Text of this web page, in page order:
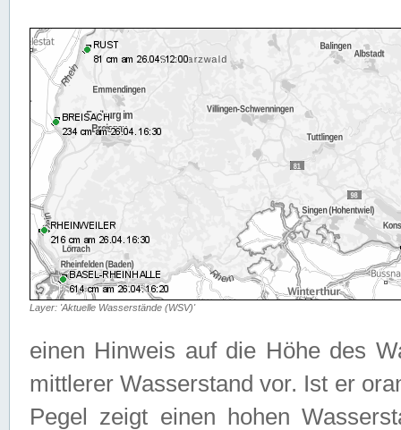
Layer: 'Aktuelle Wasserstände (WSV)'
einen Hinweis auf die Höhe des
mittlerer Wasserstand vor. Ist er
Pegel zeigt einen hohen